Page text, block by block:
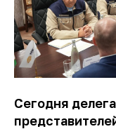
Сегодня